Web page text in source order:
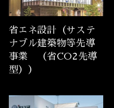
省エネ設計（サステ
ナブル建築物等先導
事業 （省CO2先導
型））